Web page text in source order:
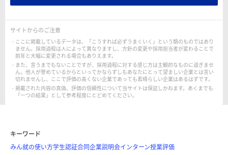
サイトからのご注意
ここに掲載しているデータは、「こうすれば必ずうまくいく」という類のものではあり
ません。採用過程は人によって異なりますし、方針の変更や採用担当者が変わることで
前年と大幅に変更される場合もありえます。
また、言うまでもないことですが、採用過程に対する感じ方は主観的なものに過ぎませ
ん。他人が誉めているからといってかならずしもあなたにとって望ましい企業とは言い
切れませんし、ここで評価の高くない企業であっても素晴らしい企業はあるはずです。
掲載された内容の真偽、評価の信頼性について当サイトは保証しかねます。あくまでも
「一つの結果」として参考程度にとどめてください。
キーワード
みん就の使い方学生認証合同企業説明会インターン授業評価